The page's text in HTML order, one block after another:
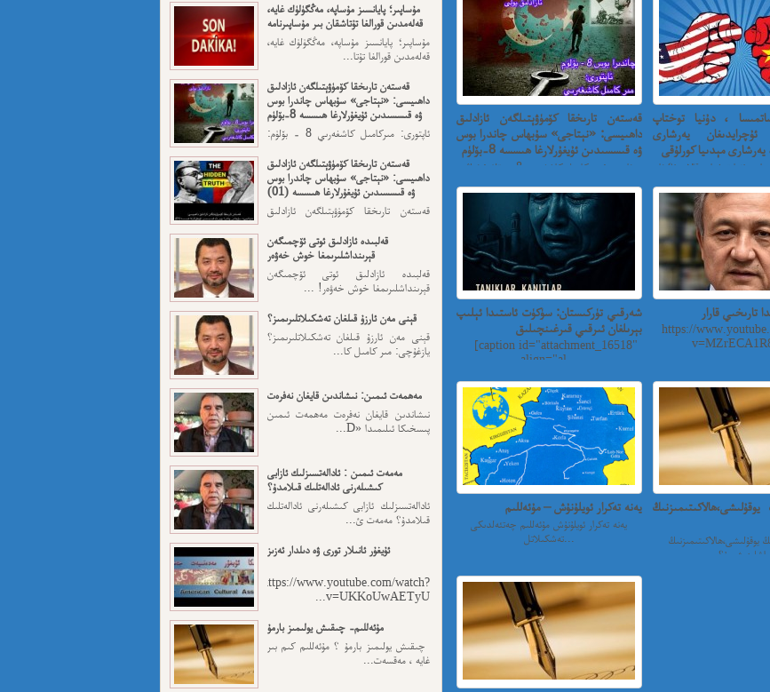
قەستەن تارىخقا كۆمۈۋېتىلگەن ئازادلىق
داھىيسى: «نېتاجى» سۇبھاس چاندرا بوس
ۋە قىسسىدىن ئۇيغۇرلارغا ھىسسە 8-بۆلۈم
ئاپتورى: مىركامىل كاشغەرىي 8 - بۆلۈم: ئەڭ
، دۇنيا توختاپ
ئۇچرايدىغان يەرشارى
يەرشارى مېدىيا كورلۇقى
، دۇنيا توختاپ قالامدۇ؟ ئاز
شەرقىي تۈركىستان: سۈكۈت ئاستىدا ئېلىپ
بېرىلغان ئىرقىي قىرغىنچىلىق
[caption id="attachment_16518"
align="al...
تارىخىي قارار
https://
يەنە تەكرار ئويلۇنۇش – مۇئەللىم
يەنە تەكرار ئويلۇنۇش مۇئەللىم چەتئەلدىكى
تەشكىلاتل...
يوقۇلىشى،ھالاكىتىمىزنىڭ
مۇساپىر؛ پايانسىز مۇساپە، مەڭگۈلۈك غايە،
قەلەمدىن قورالغا تۇتاشقان بىر مۇساپىرنامە
مۇساپىر؛ پايانسىز مۇساپە، مەڭگۈلۈك غايە،
قەلەمدىن قورالغا تۇتا...
قەستەن تارىخقا كۆمۈۋېتىلگەن ئازادلىق
داھىيسى: «نېتاجى» سۇبھاس چاندرا بوس
ۋە قىسسىدىن ئۇيغۇرلارغا ھىسسە 8-بۆلۈم
ئاپتورى: مىركامىل كاشغەرىي 8 - بۆلۈم:
قەستەن تارىخقا كۆمۈۋېتىلگەن ئازادلىق
داھىيسى: «نېتاجى» سۇبھاس چاندرا بوس
ۋە قىسسىدىن ئۇيغۇرلارغا ھىسسە (01)
قەستەن تارىخقا كۆمۈۋېتىلگەن ئازادلىق
قەلبىدە ئازادلىق ئوتى ئۆچمىگەن
قېرىنداشلىرىمغا خوش خەۋەر
قەلبىدە ئازادلىق ئوتى ئۆچمىگەن
قېرىنداشلىرىمغا خوش خەۋەر! ...
قېنى مەن ئارزۇ قىلغان تەشكىلاتلىرىمىز؟
قېنى مەن ئارزۇ قىلغان تەشكىلاتلىرىمىز؟
يازغۇچى: مىر كامىل كا...
مەھمەت ئىمىن: نىشاندىن قايغان نەفرەت
نىشاندىن قايغان نەفرەت مەھمەت ئىمىن
پىسخىكا ئىلىمىدا «D...
مەمەت ئىمىن : ئادالەتسىزلىك ئازابى
كىشىلەرنى ئادالەتلىك قىلامدۇ؟
ئادالەتسىزلىك ئازابى كىشىلەرنى ئادالەتلىك
قىلامدۇ؟ مەمەت ئ...
ئۇيغۇر ئانىلار تورى ۋە دىلدار ئەزىز
https://www.youtube.com/watch?
v=UKKoUwAETyU...
مۇئەللىم- چىقىش يولىمىز بارمۇ
چىقىش يولىمىز بارمۇ ؟ مۇئەللىم كىم بىر
غايە ، مەقسەت...